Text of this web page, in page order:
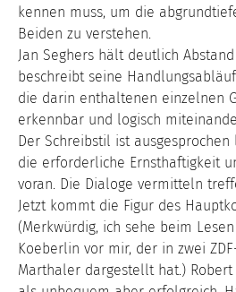
kennen muss, um die
Beiden zu verstehen.
Jan Seghers hält deutlich
beschreibt seine
die darin enthaltenen einzelnen
erkennbar und logisch
Der Schreibstil ist
die erforderliche Ernsthaftigkeit
voran. Die Dialoge vermitteln
Jetzt kommt die Figur des
(Merkwürdig, ich sehe beim
Koeberlin vor mir, der in zwei
Marthaler dargestellt hat.)